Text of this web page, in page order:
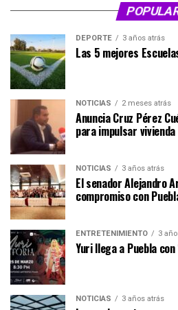
DEPORTE 3 años atrás
Las 5 mejores
NOTICIAS 2 meses atrás
Anuncia Cruz Pérez
para impulsar
NOTICIAS 3 años atrás
El senador Alejandro
compromiso con
ENTRETENIMIENTO 3
Yuri llega a Puebla
NOTICIAS 3 años atrás